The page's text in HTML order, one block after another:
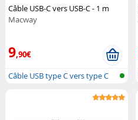
Câble USB-C vers USB-C - 1 m
Macway
9,90€
Câble USB type C vers type C